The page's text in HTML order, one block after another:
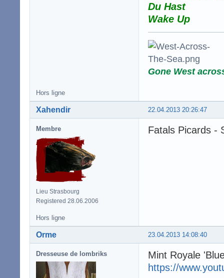
Du Hast
Wake Up
Gone West
Hors ligne
22.04.2013 20:26:47
Xahendir
Membre
Lieu Strasbourg
Registered 28.06.2006
Fatals Picards -
Hors ligne
23.04.2013 14:08:40
Orme
Dresseuse de lombriks
Mint Royale
https://